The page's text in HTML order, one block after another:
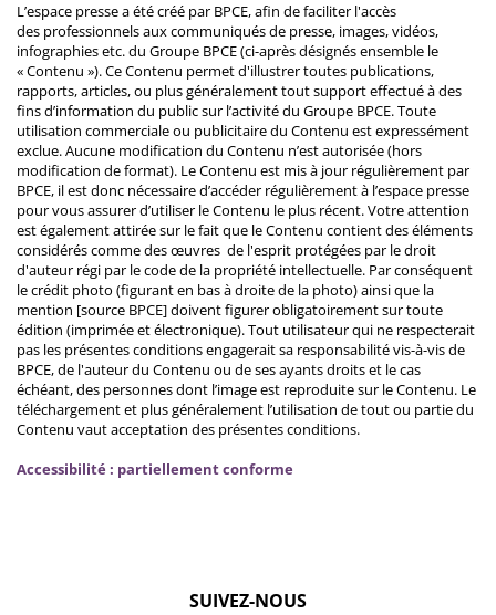
L’espace presse a été créé par BPCE, afin de faciliter l'accès
des professionnels aux communiqués de presse, images, vidéos,
infographies etc. du Groupe BPCE (ci-après désignés ensemble le
« Contenu »). Ce Contenu permet d'illustrer toutes publications,
rapports, articles, ou plus généralement tout support effectué à des
fins d’information du public sur l’activité du Groupe BPCE. Toute
utilisation commerciale ou publicitaire du Contenu est expressément
exclue. Aucune modification du Contenu n’est autorisée (hors
modification de format). Le Contenu est mis à jour régulièrement par
BPCE, il est donc nécessaire d’accéder régulièrement à l’espace presse
pour vous assurer d’utiliser le Contenu le plus récent. Votre attention
est également attirée sur le fait que le Contenu contient des éléments
considérés comme des œuvres de l'esprit protégées par le droit
d'auteur régi par le code de la propriété intellectuelle. Par conséquent
le crédit photo (figurant en bas à droite de la photo) ainsi que la
mention [source BPCE] doivent figurer obligatoirement sur toute
édition (imprimée et électronique). Tout utilisateur qui ne respecterait
pas les présentes conditions engagerait sa responsabilité vis-à-vis de
BPCE, de l'auteur du Contenu ou de ses ayants droits et le cas
échéant, des personnes dont l’image est reproduite sur le Contenu. Le
téléchargement et plus généralement l’utilisation de tout ou partie du
Contenu vaut acceptation des présentes conditions.
Accessibilité : partiellement conforme
SUIVEZ-NOUS